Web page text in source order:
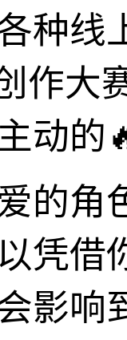
种线
作大
动的
的角
凭借
影响